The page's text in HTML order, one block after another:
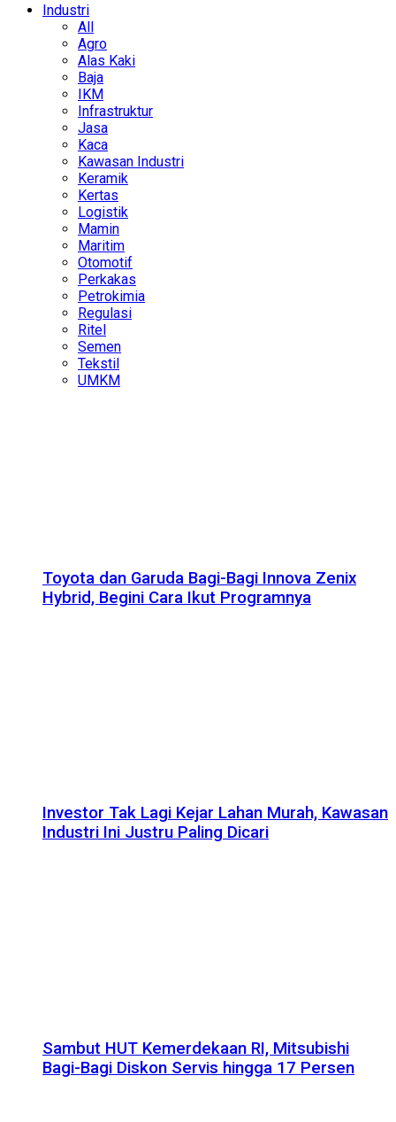
Industri
All
Agro
Alas Kaki
Baja
IKM
Infrastruktur
Jasa
Kaca
Kawasan Industri
Keramik
Kertas
Logistik
Mamin
Maritim
Otomotif
Perkakas
Petrokimia
Regulasi
Ritel
Semen
Tekstil
UMKM
Toyota dan Garuda Bagi-Bagi Innova Zenix
Hybrid, Begini Cara Ikut Programnya
Investor Tak Lagi Kejar Lahan Murah, Kawasan
Industri Ini Justru Paling Dicari
Sambut HUT Kemerdekaan RI, Mitsubishi
Bagi-Bagi Diskon Servis hingga 17 Persen